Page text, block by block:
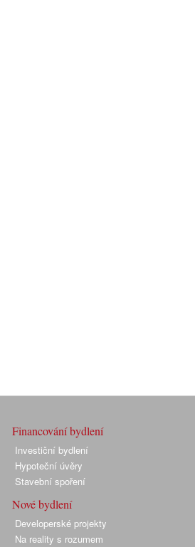
Financování bydlení
Investiční bydlení
Hypoteční úvěry
Stavební spoření
Nové bydlení
Developerské projekty
Na reality s rozumem